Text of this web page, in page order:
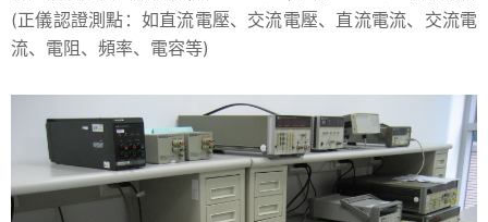
(正儀認證測點：如直流電壓、交流電壓、直流電流、交流電
流、電阻、頻率、電容等)